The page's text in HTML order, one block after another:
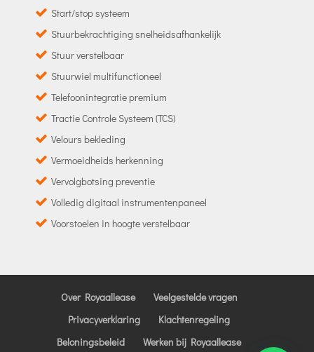
Start/stop systeem
Stuurbekrachtiging snelheidsafhankelijk
Stuur verstelbaar
Stuurwiel multifunctioneel
Telefoonintegratie premium
Tractie Controle Systeem (TCS)
Velours bekleding
Vermoeidheids herkenning
Vervolgbotsing preventie
Volledig digitaal instrumentenpaneel
Voorstoelen in hoogte verstelbaar
Over Royaallease
Veelgestelde vragen
Privacyverklaring
Klachtenregeling
Beloningsbeleid
Werken bij Royaallease